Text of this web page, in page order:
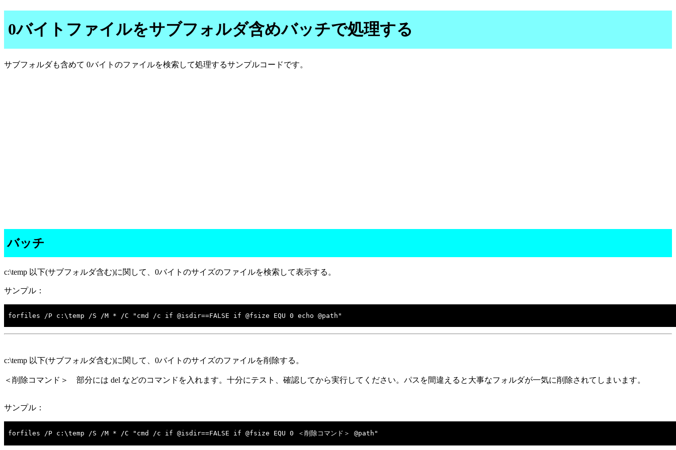
0バイトファイルをサブフォルダ含めバッチで処理する
サブフォルダも含めて 0バイトのファイルを検索して処理するサンプルコードです。
バッチ
c:\temp 以下(サブフォルダ含む)に関して、0バイトのサイズのファイルを検索して表示する。
サンプル：
forfiles /P c:\temp /S /M * /C "cmd /c if @isdir==FALSE if @fsize EQU 0 echo @path"
c:\temp 以下(サブフォルダ含む)に関して、0バイトのサイズのファイルを削除する。
＜削除コマンド＞ 部分には del などのコマンドを入れます。十分にテスト、確認してから実行してください。パスを間違えると大事なフォルダが一気に削除されてしまいます。
サンプル：
forfiles /P c:\temp /S /M * /C "cmd /c if @isdir==FALSE if @fsize EQU 0 ＜削除コマンド＞ @path"